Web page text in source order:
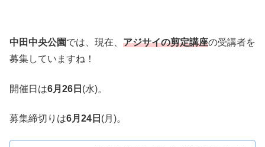
中田中央公園では、現在、 アジサイの剪定講座の受講者を
募集していますね！
開催日は6月26日 (水)。
募集締切りは6月24日 (月)。